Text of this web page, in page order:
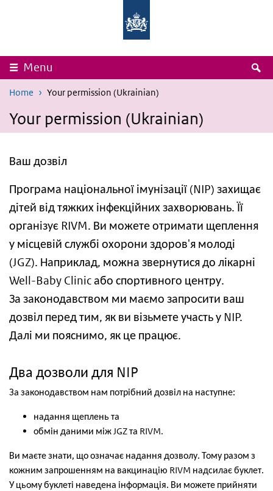
Menu
Home Your permission (Ukrainian)
Your permission (Ukrainian)
Ваш дозвіл
Програма національної імунізації (NIP) захищає
дітей від тяжких інфекційних захворювань. Її
організує RIVM. Ви можете отримати щеплення
у місцевій службі охорони здоров'я молоді
(JGZ). Наприклад, можна звернутися до лікарні
Well-Baby Clinic або спортивного центру.
За законодавством ми маємо запросити ваш
дозвіл перед тим, як ви візьмете участь у NIP.
Далі ми пояснимо, як це працює.
Два дозволи для NIP
За законодавством нам потрібний дозвіл на наступне:
надання щеплень та
обмін даними між JGZ та RIVM.
Ви маєте знати, що означає надання дозволу. Тому разом з
кожним запрошенням на вакцинацію RIVM надсилає буклет.
У цьому буклеті наведена інформація. Ви можете прийняти